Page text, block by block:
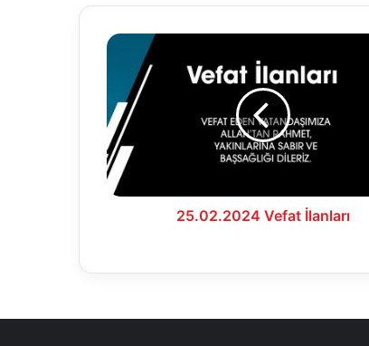
25.02.2024
İlanları
25.02.2024 Vefat İlanları